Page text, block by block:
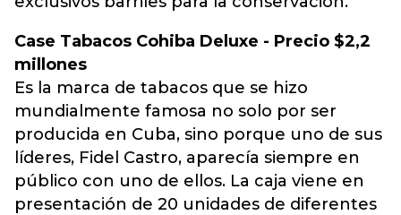
Case Tabacos Cohiba Deluxe - Precio $2,2
millones
Es la marca de tabacos que se hizo
mundialmente famosa no solo por ser
producida en Cuba, sino porque uno de sus
líderes, Fidel Castro, aparecía siempre en
público con uno de ellos. La caja viene en
presentación de 20 unidades de diferentes